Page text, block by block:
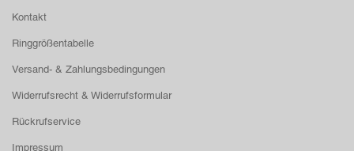
Kontakt
Ringgrößentabelle
Versand- & Zahlungsbedingungen
Widerrufsrecht & Widerrufsformular
Rückrufservice
Impressum